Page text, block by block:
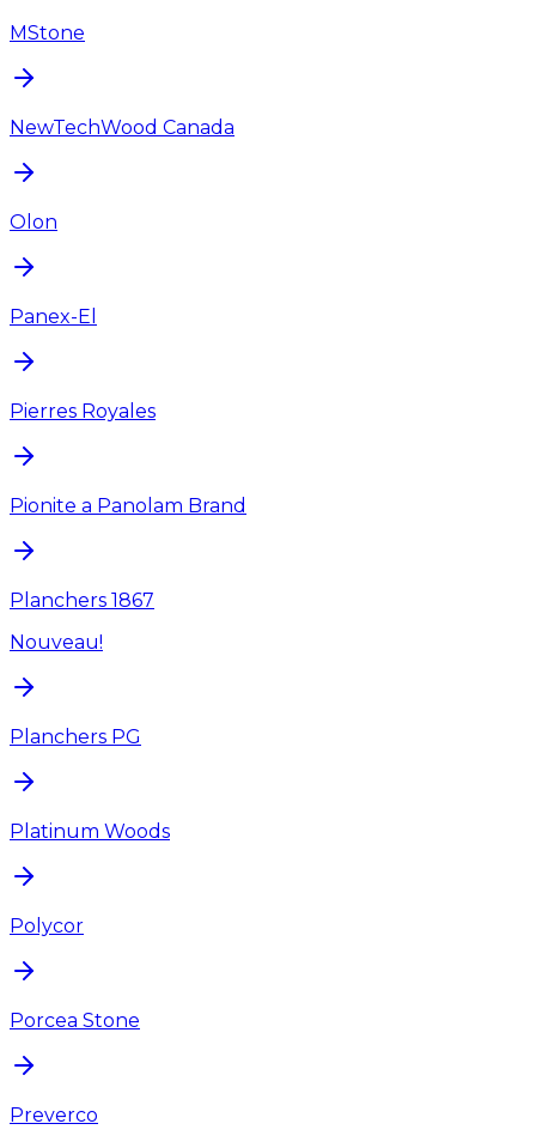
MStone
NewTechWood Canada
Olon
Panex-El
Pierres Royales
Pionite a Panolam Brand
Planchers 1867
Nouveau!
Planchers PG
Platinum Woods
Polycor
Porcea Stone
Preverco